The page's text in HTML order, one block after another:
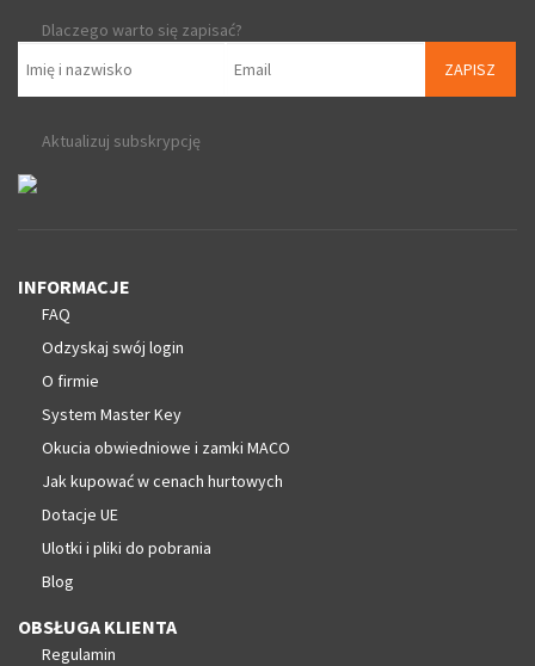
Dlaczego warto się zapisać?
ZAPISZ
Aktualizuj subskrypcję
INFORMACJE
FAQ
Odzyskaj swój login
O firmie
System Master Key
Okucia obwiedniowe i zamki MACO
Jak kupować w cenach hurtowych
Dotacje UE
Ulotki i pliki do pobrania
Blog
OBSŁUGA KLIENTA
Regulamin